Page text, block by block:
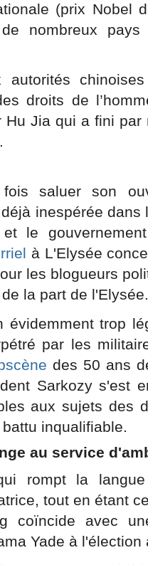
(prix Nobel
nombreux
autorités
droits de
Hu Jia qui a fini
saluer son
inespérée
le
à L'Elysée
les blogueurs
la part de
évidemment trop
par les
des 50 ans
Sarkozy s'est
aux sujets des
inqualifiable.
au service
rompt la
tout en étant
coïncide avec
Yade à l'élection